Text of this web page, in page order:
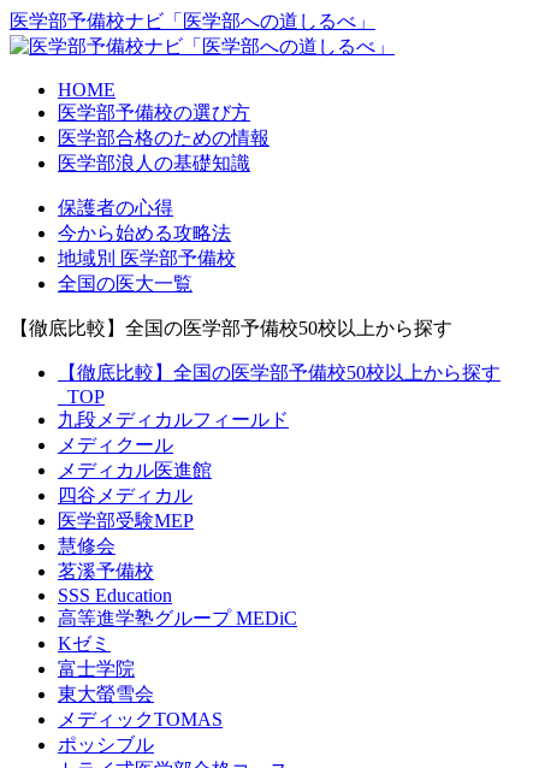
医学部予備校ナビ「医学部への道しるべ」
HOME
医学部予備校の選び方
医学部合格のための情報
医学部浪人の基礎知識
保護者の心得
今から始める攻略法
地域別 医学部予備校
全国の医大一覧
【徹底比較】全国の医学部予備校50校以上から探す
【徹底比較】全国の医学部予備校50校以上から探す
_TOP
九段メディカルフィールド
メディクール
メディカル医進館
四谷メディカル
医学部受験MEP
慧修会
茗溪予備校
SSS Education
高等進学塾グループ MEDiC
Kゼミ
富士学院
東大螢雪会
メディックTOMAS
ポッシブル